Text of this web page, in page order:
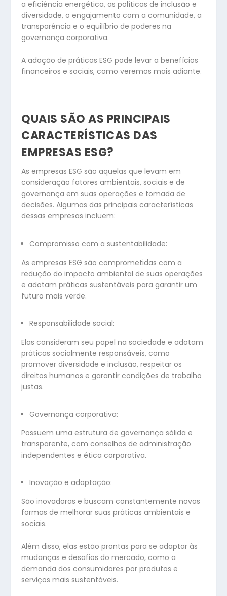
a eficiência energética, as políticas de inclusão e
diversidade, o engajamento com a comunidade, a
transparência e o equilíbrio de poderes na
governança corporativa.
A adoção de práticas ESG pode levar a benefícios
financeiros e sociais, como veremos mais adiante.
QUAIS SÃO AS PRINCIPAIS
CARACTERÍSTICAS DAS
EMPRESAS ESG?
As empresas ESG são aquelas que levam em
consideração fatores ambientais, sociais e de
governança em suas operações e tomada de
decisões. Algumas das principais características
dessas empresas incluem:
Compromisso com a sustentabilidade:
As empresas ESG são comprometidas com a
redução do impacto ambiental de suas operações
e adotam práticas sustentáveis para garantir um
futuro mais verde.
Responsabilidade social:
Elas consideram seu papel na sociedade e adotam
práticas socialmente responsáveis, como
promover diversidade e inclusão, respeitar os
direitos humanos e garantir condições de trabalho
justas.
Governança corporativa:
Possuem uma estrutura de governança sólida e
transparente, com conselhos de administração
independentes e ética corporativa.
Inovação e adaptação:
São inovadoras e buscam constantemente novas
formas de melhorar suas práticas ambientais e
sociais.
Além disso, elas estão prontas para se adaptar às
mudanças e desafios do mercado, como a
demanda dos consumidores por produtos e
serviços mais sustentáveis.